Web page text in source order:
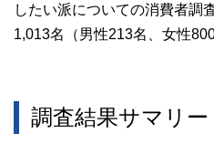
したい派についての消費者調
1,013名（男性213名、女性
調査結果サマリー